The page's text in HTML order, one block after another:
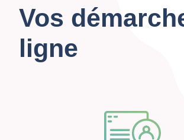
Vos
ligne